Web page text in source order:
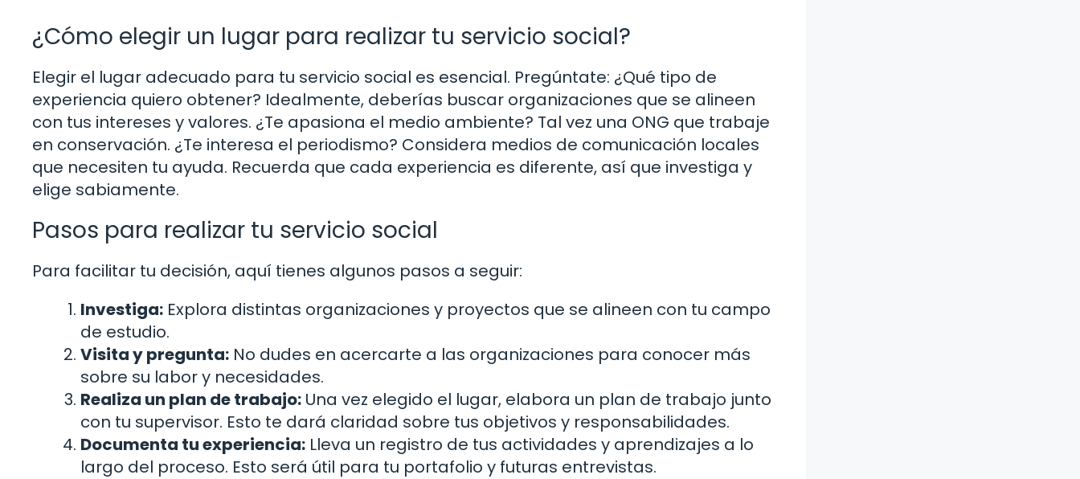
¿Cómo elegir un lugar para realizar tu servicio social?
Elegir el lugar adecuado para tu servicio social es esencial. Pregúntate: ¿Qué tipo de
experiencia quiero obtener? Idealmente, deberías buscar organizaciones que se alineen
con tus intereses y valores. ¿Te apasiona el medio ambiente? Tal vez una ONG que trabaje
en conservación. ¿Te interesa el periodismo? Considera medios de comunicación locales
que necesiten tu ayuda. Recuerda que cada experiencia es diferente, así que investiga y
elige sabiamente.
Pasos para realizar tu servicio social
Para facilitar tu decisión, aquí tienes algunos pasos a seguir:
Investiga: Explora distintas organizaciones y proyectos que se alineen con tu campo
de estudio.
Visita y pregunta: No dudes en acercarte a las organizaciones para conocer más
sobre su labor y necesidades.
Realiza un plan de trabajo: Una vez elegido el lugar, elabora un plan de trabajo junto
con tu supervisor. Esto te dará claridad sobre tus objetivos y responsabilidades.
Documenta tu experiencia: Lleva un registro de tus actividades y aprendizajes a lo
largo del proceso. Esto será útil para tu portafolio y futuras entrevistas.